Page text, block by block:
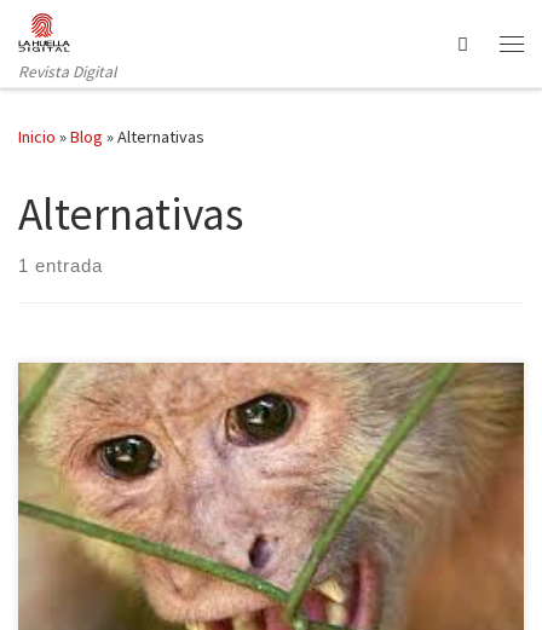
Saltar al contenido
Revista Digital
Search
Inicio »Blog »Alternativas
Alternativas
1 entrada
España se sitúa en el punto de mira debido a las actividades
realizadas por la granja española dirigida por Noveprim. Esta
empresa es una distribuidora de monos que opera en las Islas
Mauricio, donde los monos son atrapados y llevados a una granja
de cría como complemento de la reproducción. […]